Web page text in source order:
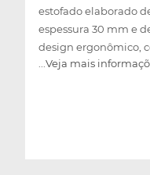
estofado elaborado
espessura 30 mm e
design ergonômico,
acolchoada permite
...Veja mais